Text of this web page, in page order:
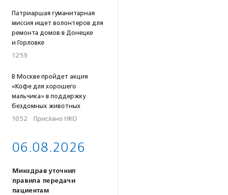
Патриаршая гуманитарная
миссия ищет волонтеров для
ремонта домов в Донецке
и Горловке
12:59
В Москве пройдет акция
«Кофе для хорошего
мальчика» в поддержку
бездомных животных
10:52 · Прислано НКО
06.08.2026
Минздрав уточнил
правила передачи
пациентам